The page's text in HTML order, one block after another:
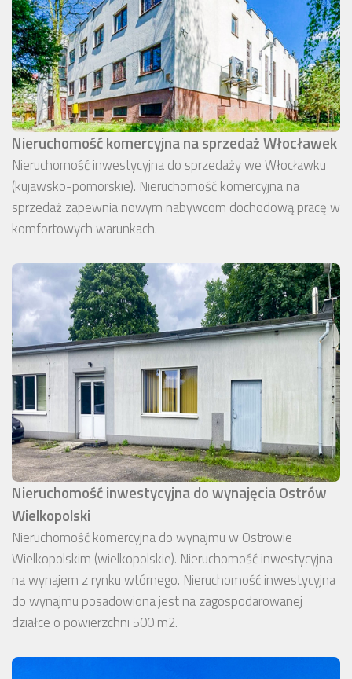
Nieruchomość komercyjna na sprzedaż Włocławek
Nieruchomość inwestycyjna do sprzedaży we Włocławku
(kujawsko-pomorskie). Nieruchomość komercyjna na
sprzedaż zapewnia nowym nabywcom dochodową pracę w
komfortowych warunkach.
Nieruchomość inwestycyjna do wynajęcia Ostrów
Wielkopolski
Nieruchomość komercyjna do wynajmu w Ostrowie
Wielkopolskim (wielkopolskie). Nieruchomość inwestycyjna
na wynajem z rynku wtórnego. Nieruchomość inwestycyjna
do wynajmu posadowiona jest na zagospodarowanej
działce o powierzchni 500 m2.